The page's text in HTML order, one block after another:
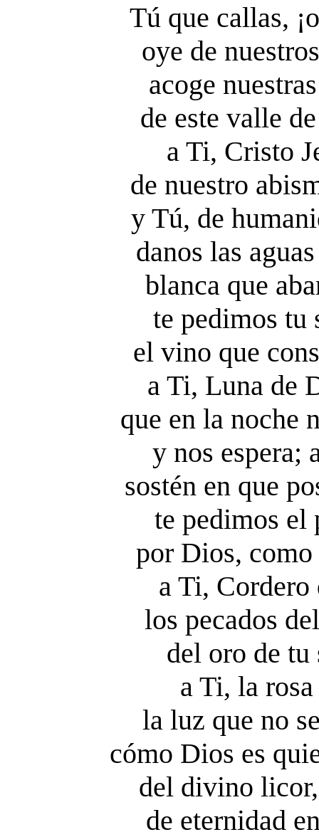
Tú que callas,
oye de
acoge
de este valle
a Ti, Cristo
de nuestro
y Tú, de
danos las
blanca que
te pedimos tu
el vino que
a Ti, Luna de
que en la noche
y nos espera;
sostén en que
te pedimos el
por Dios,
a Ti, Cordero
los pecados
del oro de tu
a Ti, la
la luz que no
cómo Dios es
del divino
de eternidad